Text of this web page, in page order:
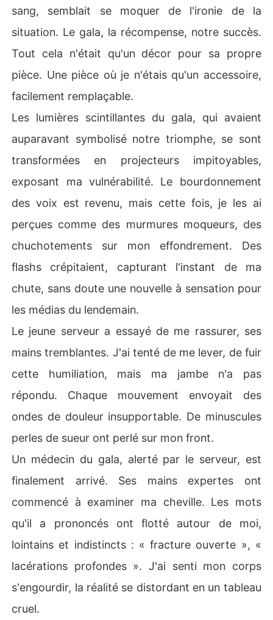
sang, semblait se moquer de l'ironie de la
situation. Le gala, la récompense, notre succès.
Tout cela n'était qu'un décor pour sa propre
pièce. Une pièce où je n'étais qu'un accessoire,
facilement remplaçable.
Les lumières scintillantes du gala, qui avaient
auparavant symbolisé notre triomphe, se sont
transformées en projecteurs impitoyables,
exposant ma vulnérabilité. Le bourdonnement
des voix est revenu, mais cette fois, je les ai
perçues comme des murmures moqueurs, des
chuchotements sur mon effondrement. Des
flashs crépitaient, capturant l'instant de ma
chute, sans doute une nouvelle à sensation pour
les médias du lendemain.
Le jeune serveur a essayé de me rassurer, ses
mains tremblantes. J'ai tenté de me lever, de fuir
cette humiliation, mais ma jambe n'a pas
répondu. Chaque mouvement envoyait des
ondes de douleur insupportable. De minuscules
perles de sueur ont perlé sur mon front.
Un médecin du gala, alerté par le serveur, est
finalement arrivé. Ses mains expertes ont
commencé à examiner ma cheville. Les mots
qu'il a prononcés ont flotté autour de moi,
lointains et indistincts : « fracture ouverte », «
lacérations profondes ». J'ai senti mon corps
s'engourdir, la réalité se distordant en un tableau
cruel.